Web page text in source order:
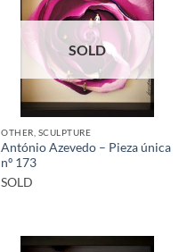
SOLD
OTHER, SCULPTURE
António Azevedo – Pieza única
nº 173
SOLD